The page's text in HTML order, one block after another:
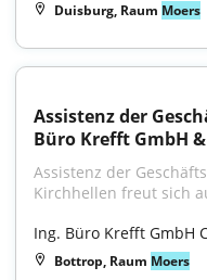
Duisburg, Raum Moers
Assistenz der
Büro Krefft GmbH &
Assistenz der
Kirchhellen freut sich
Ing. Büro Krefft GmbH
Bottrop, Raum Moers